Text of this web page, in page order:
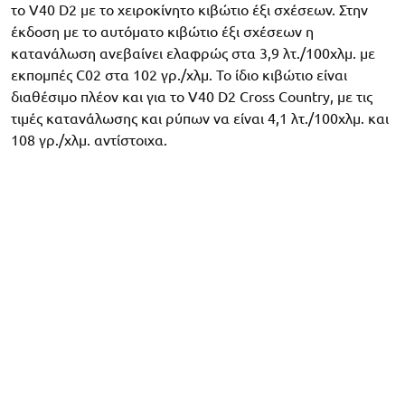
το V40 D2 με το χειροκίνητο κιβώτιο έξι σχέσεων. Στην
έκδοση με το αυτόματο κιβώτιο έξι σχέσεων η
κατανάλωση ανεβαίνει ελαφρώς στα 3,9 λτ./100χλμ. με
εκπομπές C02 στα 102 γρ./χλμ. Το ίδιο κιβώτιο είναι
διαθέσιμο πλέον και για το V40 D2 Cross Country, με τις
τιμές κατανάλωσης και ρύπων να είναι 4,1 λτ./100χλμ. και
108 γρ./χλμ. αντίστοιχα.